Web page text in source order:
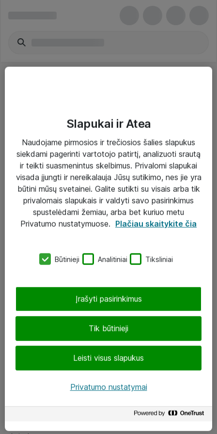
Paslaugos
Sprendimai
Įgyvendinti projektai
Atea ekspertų patarimai verslui
eShop@atea.lt
LinkedIn
Slapukai ir Atea
Naudojame pirmosios ir trečiosios šalies slapukus
siekdami pagerinti vartotojo patirtį, analizuoti srautą
ir teikti suasmenintus skelbimus. Privalomi slapukai
visada įjungti ir nereikalauja Jūsų sutikimo, nes jie yra
būtini mūsų svetainei. Galite sutikti su visais arba tik
privalomais slapukais ir valdyti savo pasirinkimus
spustelėdami žemiau, arba bet kuriuo metu
Privatumo nustatymuose. Plačiau skaitykite čia
Būtinieji Analitiniai Tiksliniai
Tik būtinieji
Leisti visus slapukus
Įrašyti pasirinkimus
Privatumo nustatymai